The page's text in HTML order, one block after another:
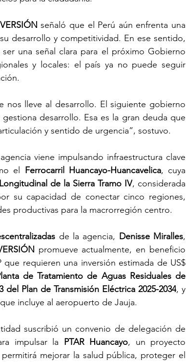
señaló que el Perú aún enfrenta una
desarrollo y competitividad. En ese sentido,
una señal clara para el próximo Gobierno
y locales: el país ya no puede seguir
nos lleve al desarrollo. El siguiente gobierno
desarrollo. Esa es la gran deuda que
y sentido de urgencia”, sostuvo.
viene impulsando infraestructura clave
el Ferrocarril Huancayo-Huancavelica, cuya
Longitudinal de la Sierra Tramo IV, considerada
su capacidad de conectar cinco regiones,
productivas para la macrorregión centro.
de la agencia, Denisse Miralles,
promueve actualmente, en beneficio
requieren una inversión estimada de US$
de Tratamiento de Aguas Residuales de
del Plan de Transmisión Eléctrica 2025-2034, y
incluye al aeropuerto de Jauja.
suscribió un convenio de delegación de
impulsar la PTAR Huancayo, un proyecto
mejorar la salud pública, proteger el